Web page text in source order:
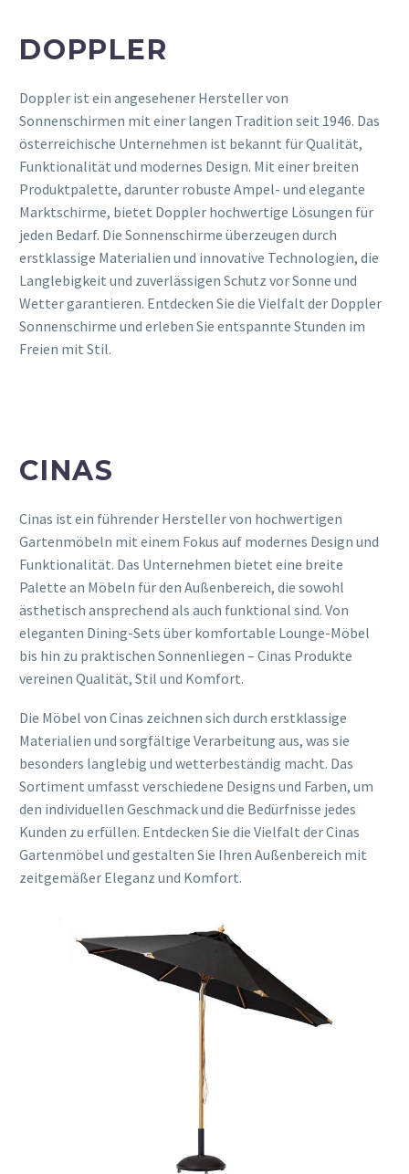
DOPPLER
Doppler ist ein angesehener Hersteller von
Sonnenschirmen mit einer langen Tradition seit 1946. Das
österreichische Unternehmen ist bekannt für Qualität,
Funktionalität und modernes Design. Mit einer breiten
Produktpalette, darunter robuste Ampel- und elegante
Marktschirme, bietet Doppler hochwertige Lösungen für
jeden Bedarf. Die Sonnenschirme überzeugen durch
erstklassige Materialien und innovative Technologien, die
Langlebigkeit und zuverlässigen Schutz vor Sonne und
Wetter garantieren. Entdecken Sie die Vielfalt der Doppler
Sonnenschirme und erleben Sie entspannte Stunden im
Freien mit Stil.
CINAS
Cinas ist ein führender Hersteller von hochwertigen
Gartenmöbeln mit einem Fokus auf modernes Design und
Funktionalität. Das Unternehmen bietet eine breite
Palette an Möbeln für den Außenbereich, die sowohl
ästhetisch ansprechend als auch funktional sind. Von
eleganten Dining-Sets über komfortable Lounge-Möbel
bis hin zu praktischen Sonnenliegen – Cinas Produkte
vereinen Qualität, Stil und Komfort.
Die Möbel von Cinas zeichnen sich durch erstklassige
Materialien und sorgfältige Verarbeitung aus, was sie
besonders langlebig und wetterbeständig macht. Das
Sortiment umfasst verschiedene Designs und Farben, um
den individuellen Geschmack und die Bedürfnisse jedes
Kunden zu erfüllen. Entdecken Sie die Vielfalt der Cinas
Gartenmöbel und gestalten Sie Ihren Außenbereich mit
zeitgemäßer Eleganz und Komfort.